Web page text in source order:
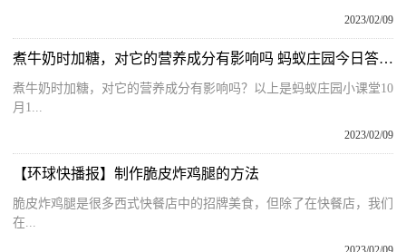
2023/02/09
煮牛奶时加糖，对它的营养成分有影响吗 蚂蚁庄园今日答案10月16日
煮牛奶时加糖，对它的营养成分有影响吗？以上是蚂蚁庄园小课堂10
月1...
2023/02/09
【环球快播报】制作脆皮炸鸡腿的方法
脆皮炸鸡腿是很多西式快餐店中的招牌美食，但除了在快餐店，我们
在...